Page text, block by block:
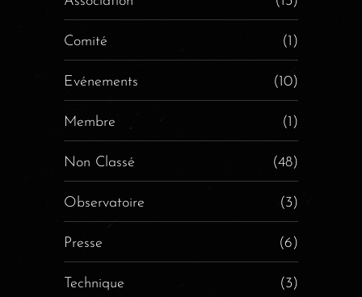
Comité (1)
Evénements (10)
Membre (1)
Non Classé (48)
Observatoire (3)
Presse (6)
Technique (3)